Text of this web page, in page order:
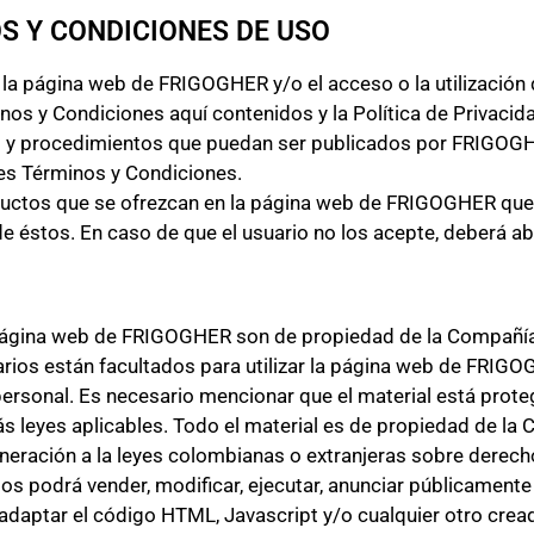
Y CONDICIONES DE USO
página web de FRIGOGHER y/o el acceso o la
y Condiciones aquí contenidos y la Política de
que puedan ser publicados por
Términos y Condiciones.
que se ofrezcan en la página web de FRIGOGHER
éstos. En caso de que el usuario no los acepte, deberá
web de FRIGOGHER son de propiedad de la
están facultados para utilizar la página web de
Es necesario mencionar que el material está
leyes aplicables. Todo el material es de propiedad de la
a la leyes colombianas o extranjeras sobre
podrá vender, modificar, ejecutar, anunciar
el código HTML, Javascript y/o cualquier otro